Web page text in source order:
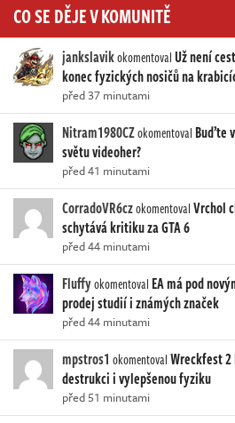
CO SE DĚJE V KOMUNITĚ
jankslavikokomentovalUž není
konec fyzických nosičů na
před 37 minutami
Nitram1980CZokomentoval Buďte
světu videoher?
před 41 minutami
CorradoVR6czokomentovalVrchol
schytává kritiku za GTA 6
před 44 minutami
Fluffyokomentoval EA má pod
prodej studií i známých značek
před 44 minutami
mpstros1 okomentovalWreckfest
destrukci i vylepšenou fyziku
před 51 minutami